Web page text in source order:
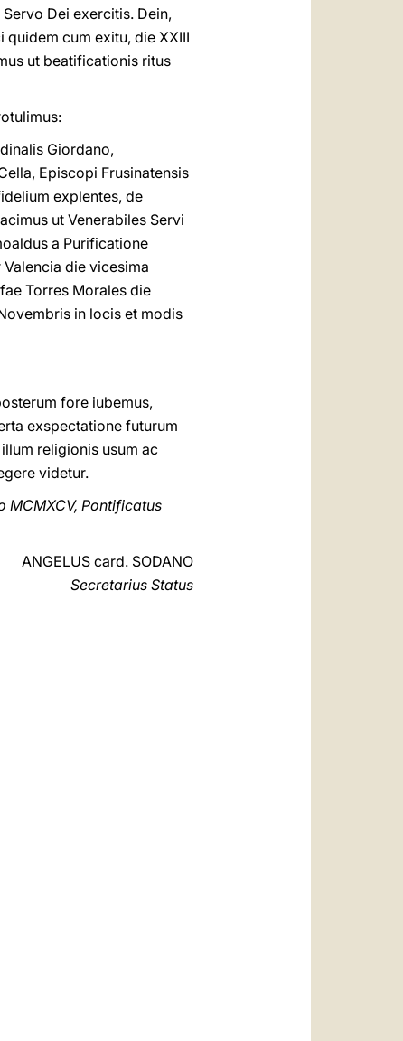
Dei exercitis. Dein,
cum exitu, die XXIII
ut beatificationis ritus
Giordano,
Episcopi Frusinatensis
explentes, de
ut Venerabiles Servi
a Purificatione
die vicesima
Torres Morales die
in locis et modis
fore iubemus,
exspectatione futurum
religionis usum ac
videtur.
MCMXCV, Pontificatus
ANGELUS card. SODANO
Secretarius Status